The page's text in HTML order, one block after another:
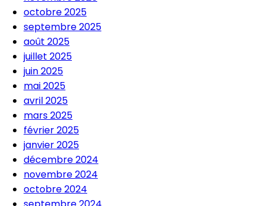
octobre 2025
septembre 2025
août 2025
juillet 2025
juin 2025
mai 2025
avril 2025
mars 2025
février 2025
janvier 2025
décembre 2024
novembre 2024
octobre 2024